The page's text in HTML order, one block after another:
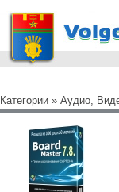
Категории » Аудио,